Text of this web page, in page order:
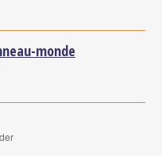
monde